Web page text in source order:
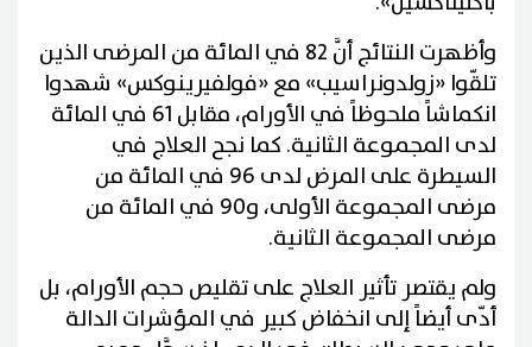
وأظهرت النتائج أنَّ 82 في المائة من المرضى الذين
تلقّوا «زولدونراسيب» مع «فولفيرينوكس» شهدوا
انكماشاً ملحوظاً في الأورام، مقابل 61 في المائة
لدى المجموعة الثانية. كما نجح العلاج في
السيطرة على المرض لدى 96 في المائة من
مرضى المجموعة الأولى، و90 في المائة من
مرضى المجموعة الثانية.
ولم يقتصر تأثير العلاج على تقليص حجم الأورام، بل
أدّى أيضاً إلى انخفاض كبير في المؤشرات الدالة